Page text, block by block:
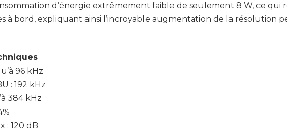
d’énergie extrêmement faible de seulement 8 W, ce
à bord, expliquant ainsi l’incroyable augmentation de la résolution
96 kHz
: 192 kHz
384 kHz
: 120 dB